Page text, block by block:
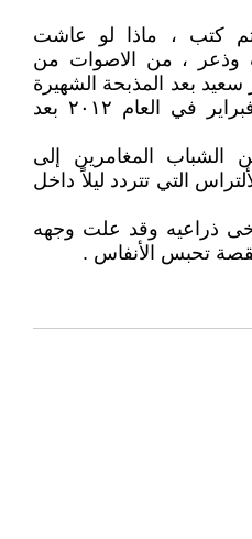
ثم كتب ، ماذا لو عاشت
، من الاصوات من
سعيد بعد المذبحة الشهيرة
التي وقعت في الأول من فبراير في العام ٢٠١٢ بعد
الشباب المغامرين إلى
التي تتردد ليلاً داخل
ذراعيه وقد علت وجهه
تحبس الأنفاس .